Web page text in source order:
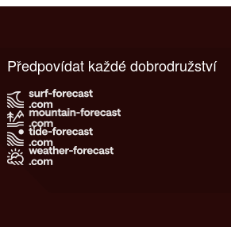
Předpovídat každé dobrodružství